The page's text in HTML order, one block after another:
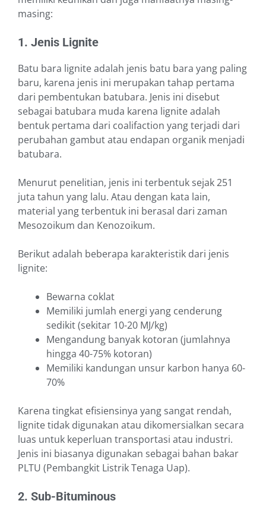
masing:
1. Jenis Lignite
Batu bara lignite adalah jenis batu bara yang paling
baru, karena jenis ini merupakan tahap pertama
dari pembentukan batubara. Jenis ini disebut
sebagai batubara muda karena lignite adalah
bentuk pertama dari coalifaction yang terjadi dari
perubahan gambut atau endapan organik menjadi
batubara.
Menurut penelitian, jenis ini terbentuk sejak 251
juta tahun yang lalu. Atau dengan kata lain,
material yang terbentuk ini berasal dari zaman
Mesozoikum dan Kenozoikum.
Berikut adalah beberapa karakteristik dari jenis
lignite:
Bewarna coklat
Memiliki jumlah energi yang cenderung
sedikit (sekitar 10-20 MJ/kg)
Mengandung banyak kotoran (jumlahnya
hingga 40-75% kotoran)
Memiliki kandungan unsur karbon hanya 60-
70%
Karena tingkat efisiensinya yang sangat rendah,
lignite tidak digunakan atau dikomersialkan secara
luas untuk keperluan transportasi atau industri.
Jenis ini biasanya digunakan sebagai bahan bakar
PLTU (Pembangkit Listrik Tenaga Uap).
2. Sub-Bituminous